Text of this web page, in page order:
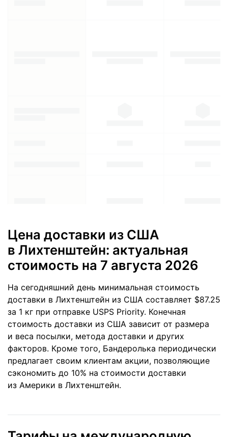
Цена доставки из США
в Лихтенштейн: актуальная
стоимость на 7 августа 2026
На сегодняшний день минимальная стоимость
доставки в Лихтенштейн из США составляет $87.25
за 1 кг при отправке USPS Priority. Конечная
стоимость доставки из США зависит от размера
и веса посылки, метода доставки и других
факторов. Кроме того, Бандеролька периодически
предлагает своим клиентам акции, позволяющие
сэкономить до 10% на стоимости доставки
из Америки в Лихтенштейн.